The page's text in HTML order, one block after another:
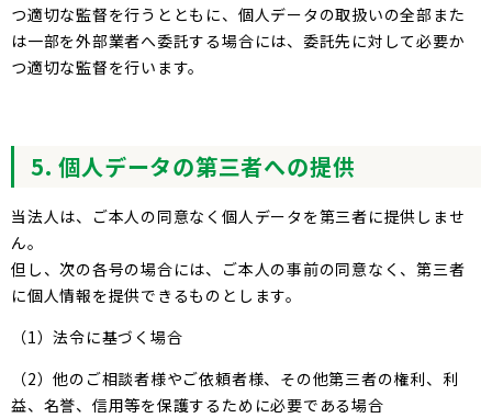
つ適切な監督を行うとともに、個人データの取扱いの全部また
は一部を外部業者へ委託する場合には、委託先に対して必要か
つ適切な監督を行います。
5. 個人データの第三者への提供
当法人は、ご本人の同意なく個人データを第三者に提供しませ
ん。
但し、次の各号の場合には、ご本人の事前の同意なく、第三者
に個人情報を提供できるものとします。
（1）法令に基づく場合
（2）他のご相談者様やご依頼者様、その他第三者の権利、利
益、名誉、信用等を保護するために必要である場合